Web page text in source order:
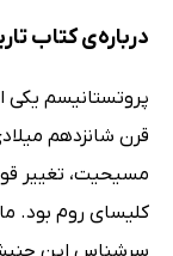
درباره‌ی کتاب
پروتستانیسم یکی
قرن شانزدهم
مسیحیت، تغییر
کلیسای روم بود.